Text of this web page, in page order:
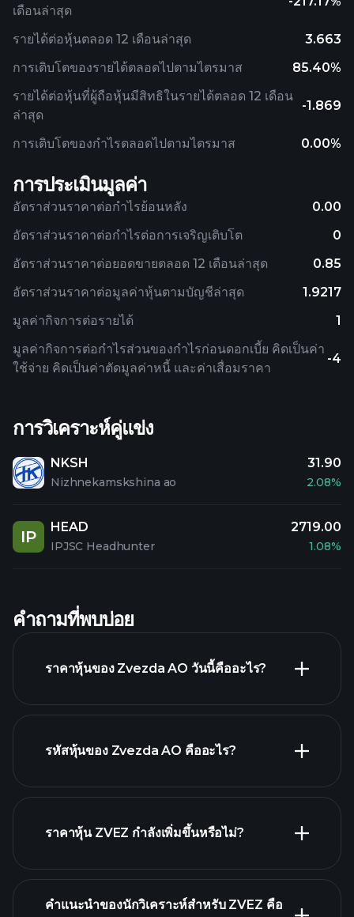
เดือนล่าสุด
รายได้ต่อหุ้นตลอด 12 เดือนล่าสุด
3.663
การเติบโตของรายได้ตลอดไปตามไตรมาส
85.40%
รายได้ต่อหุ้นที่ผู้ถือหุ้นมีสิทธิในรายได้ตลอด 12 เดือน
ล่าสุด
-1.869
การเติบโตของกำไรตลอดไปตามไตรมาส 0.00%
การประเมินมูลค่า
อัตราส่วนราคาต่อกำไรย้อนหลัง
0.00
อัตราส่วนราคาต่อกำไรต่อการเจริญเติบโต
0
อัตราส่วนราคาต่อยอดขายตลอด 12 เดือนล่าสุด
0.85
อัตราส่วนราคาต่อมูลค่าหุ้นตามบัญชีล่าสุด
1.9217
มูลค่ากิจการต่อรายได้
1
มูลค่ากิจการต่อกำไรส่วนของกำไรก่อนดอกเบี้ย คิดเป็นค่า
ใช้จ่าย คิดเป็นค่าตัดมูลค่าหนี้ และค่าเสื่อมราคา
-4
การวิเคราะห์คู่แข่ง
NKSH
Nizhnekamskshina ao
31.90
2.08%
IP
HEAD
IPJSC Headhunter
2719.00
1.08%
คำถามที่พบบ่อย
ราคาหุ้นของ Zvezda AO วันนี้คืออะไร?
รหัสหุ้นของ Zvezda AO คืออะไร?
ราคาหุ้น ZVEZ กำลังเพิ่มขึ้นหรือไม่?
คำแนะนำของนักวิเคราะห์สำหรับ ZVEZ คือ